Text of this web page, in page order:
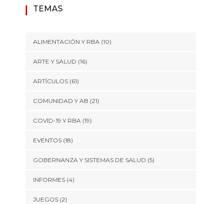
TEMAS
ALIMENTACIÓN Y RBA(10)
ARTE Y SALUD (16)
ARTÍCULOS(61)
COMUNIDAD Y AB (21)
COVID-19 Y RBA(19)
EVENTOS(18)
GOBERNANZA Y SISTEMAS DE SALUD (5)
INFORMES(4)
JUEGOS(2)